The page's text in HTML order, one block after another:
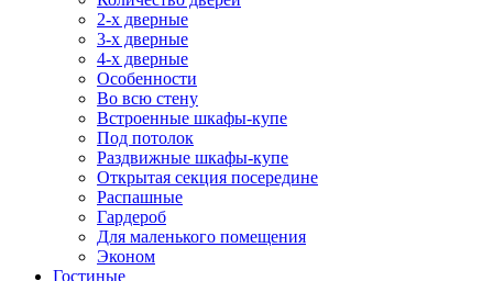
2-х дверные
3-х дверные
4-х дверные
Особенности
Во всю стену
Встроенные шкафы-купе
Под потолок
Раздвижные шкафы-купе
Открытая секция посередине
Распашные
Гардероб
Для маленького помещения
Эконом
Гостиные